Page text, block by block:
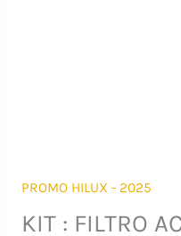
PROMO HILUX - 2025
KIT : FILTRO